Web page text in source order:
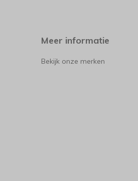
Meer informatie
Bekijk onze merken